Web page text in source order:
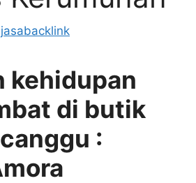
jasabacklink
kehidupan
di butik
: